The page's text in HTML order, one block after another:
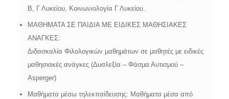
Β, Γ Λυκείου, Κοινωνιολογία Γ Λυκείου.
ΜΑΘΗΜΑΤΑ ΣΕ ΠΑΙΔΙΑ ΜΕ ΕΙΔΙΚΕΣ ΜΑΘΗΣΙΑΚΕΣ
ΑΝΑΓΚΕΣ:
Διδασκαλία Φιλολογικών μαθημάτων σε μαθητές με ειδικές
μαθησιακές ανάγκες (Δυσλεξία – Φάσμα Αυτισμού –
Asperger)
Μαθήματα μέσω τηλεκπαίδευσης: Mαθήματα μέσα από